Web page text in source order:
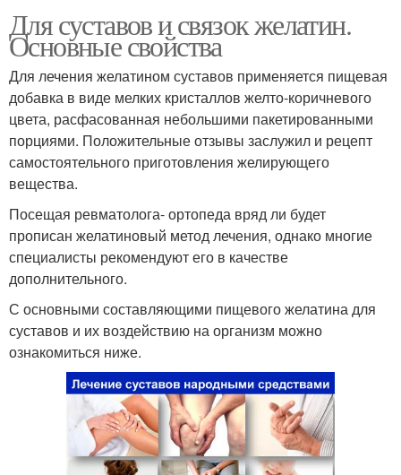
Для суставов и связок желатин.
Основные свойства
Для лечения желатином суставов применяется пищевая
добавка в виде мелких кристаллов желто-коричневого
цвета, расфасованная небольшими пакетированными
порциями. Положительные отзывы заслужил и рецепт
самостоятельного приготовления желирующего
вещества.
Посещая ревматолога- ортопеда вряд ли будет
прописан желатиновый метод лечения, однако многие
специалисты рекомендуют его в качестве
дополнительного.
С основными составляющими пищевого желатина для
суставов и их воздействию на организм можно
ознакомиться ниже.